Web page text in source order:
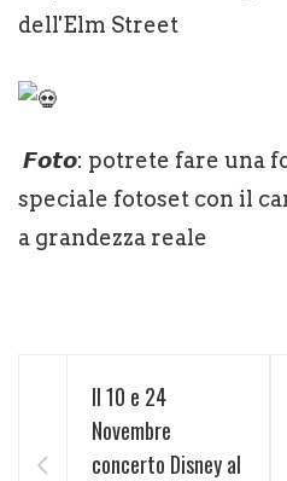
dell'Elm Street
𝙁𝙤𝙩𝙤: potrete fare una
speciale fotoset con il
a grandezza reale
Il 10 e 24
Novembre
concerto Disney al